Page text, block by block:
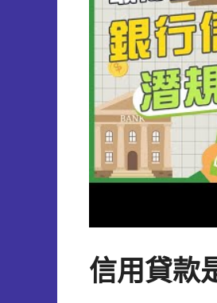
信用貸款